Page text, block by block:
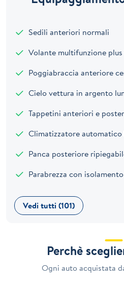
Sedili anteriori normali
Volante multifunzione
Poggiabraccia anteriore
Cielo vettura in argento
Tappetini anteriori e
Climatizzatore automatico
Panca posteriore
Parabrezza con
Vedi tutti (101)
Perchè
Ogni auto acquistata